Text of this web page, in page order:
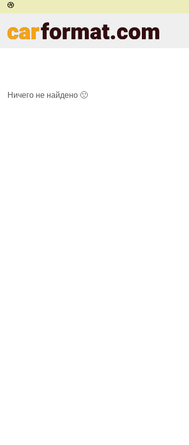
Ничего не найдено 🙁